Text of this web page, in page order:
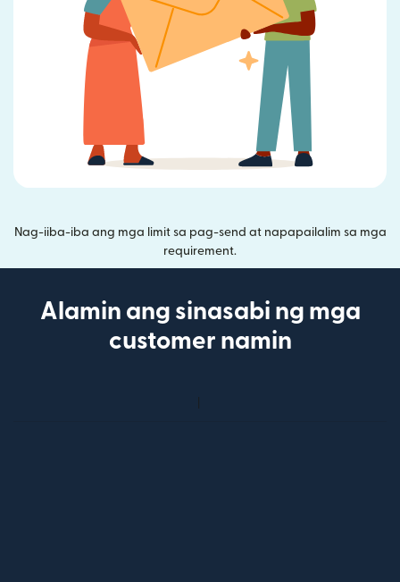
Nag-iiba-iba ang mga limit sa pag-send at napapailalim sa mga
requirement.
Alamin ang sinasabi ng mga
customer namin